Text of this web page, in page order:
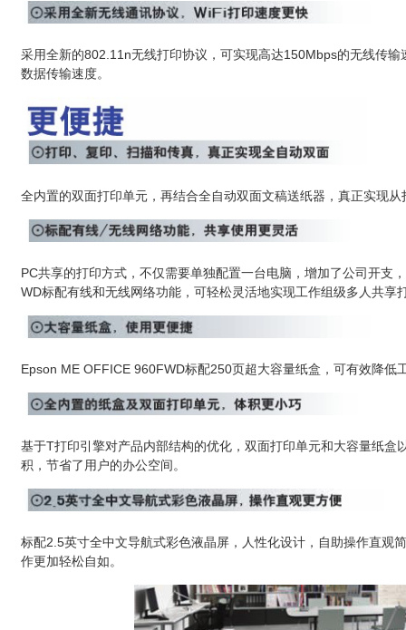
采用全新的802.11n无线打印协议，可实现高达150Mbps的无线传
数据传输速度。
全内置的双面打印单元，再结合全自动双面文稿送纸器，真正实现
PC共享的打印方式，不仅需要单独配置一台电脑，增加了公司开支
WD标配有线和无线网络功能，可轻松灵活地实现工作组级多人共享
Epson ME OFFICE 960FWD标配250页超大容量纸盒，可有效降低
基于T打印引擎对产品内部结构的优化，双面打印单元和大容量纸盒
积，节省了用户的办公空间。
标配2.5英寸全中文导航式彩色液晶屏，人性化设计，自助操作直观
作更加轻松自如。